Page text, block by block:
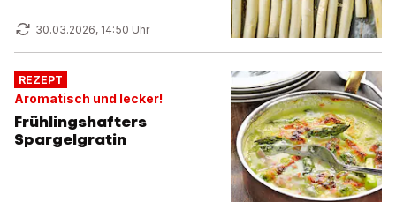
30.03.2026, 14:50 Uhr
REZEPT
Aromatisch und lecker!
Frühlingshafters
Spargelgratin